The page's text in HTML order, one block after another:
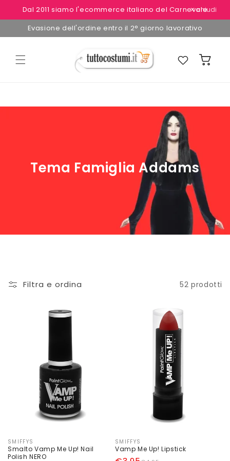
direttamente
ai contenuti
Dal 2011 siamo l'ecommerce italiano del Carnevale
✕ chiudi
Evasione dell'ordine entro il 2° giorno lavorativo
Preferiti Carrello
Tema Famiglia Addams
Filtra e ordina 52 prodotti
Produttore:
SMIFFYS
Smalto Vamp Me Up! Nail
Polish NERO
Produttore:
SMIFFYS
Vamp Me Up! Lipstick